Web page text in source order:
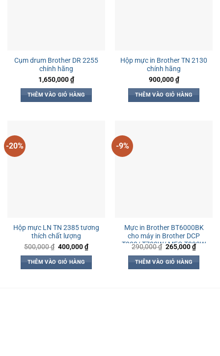
Cụm drum Brother DR 2255
chính hãng
1,650,000₫
THÊM VÀO GIỎ HÀNG
Hộp mực in Brother TN 2130
chính hãng
900,000₫
THÊM VÀO GIỎ HÀNG
-20%
Hộp mực LN TN 2385 tương
thích chất lượng
500,000₫ Giá
là:
500,000 ₫.
400,000₫Giá
hiện
400,000 ₫.
THÊM VÀO GIỎ HÀNG
-9%
Mực in Brother BT6000BK
cho máy in Brother DCP
T300/ T700W/ MFC-T800W
290,000₫ Giá
là:
290,000 ₫.
265,000₫Giá
hiện
THÊM VÀO GIỎ HÀNG